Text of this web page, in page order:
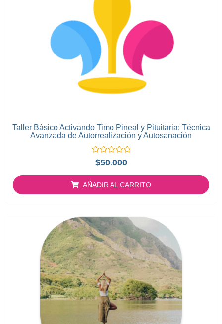
Taller Básico Activando Timo Pineal y Pituitaria: Técnica
Avanzada de Autorrealización y Autosanación
Valorado
con
5
$50.000
AÑADIR AL CARRITO